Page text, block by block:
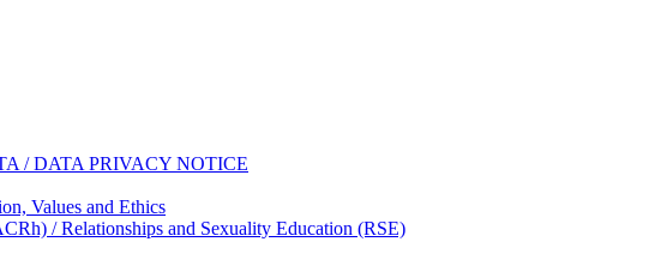
/ DATA PRIVACY NOTICE
Values and Ethics
/ Relationships and Sexuality Education (RSE)